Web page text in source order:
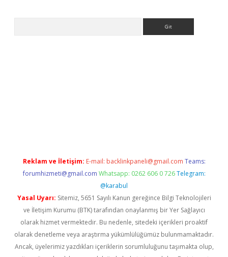
Reklam ve İletişim: E-mail: backlinkpaneli@gmail.com Teams:
forumhizmeti@gmail.com Whatsapp: 0262 606 0 726 Telegram:
@karabul
Yasal Uyarı: Sitemiz, 5651 Sayılı Kanun gereğince Bilgi Teknolojileri
ve İletişim Kurumu (BTK) tarafından onaylanmış bir Yer Sağlayıcı
olarak hizmet vermektedir. Bu nedenle, sitedeki içerikleri proaktif
olarak denetleme veya araştırma yükümlülüğümüz bulunmamaktadır.
Ancak, üyelerimiz yazdıkları içeriklerin sorumluluğunu taşımakta olup,